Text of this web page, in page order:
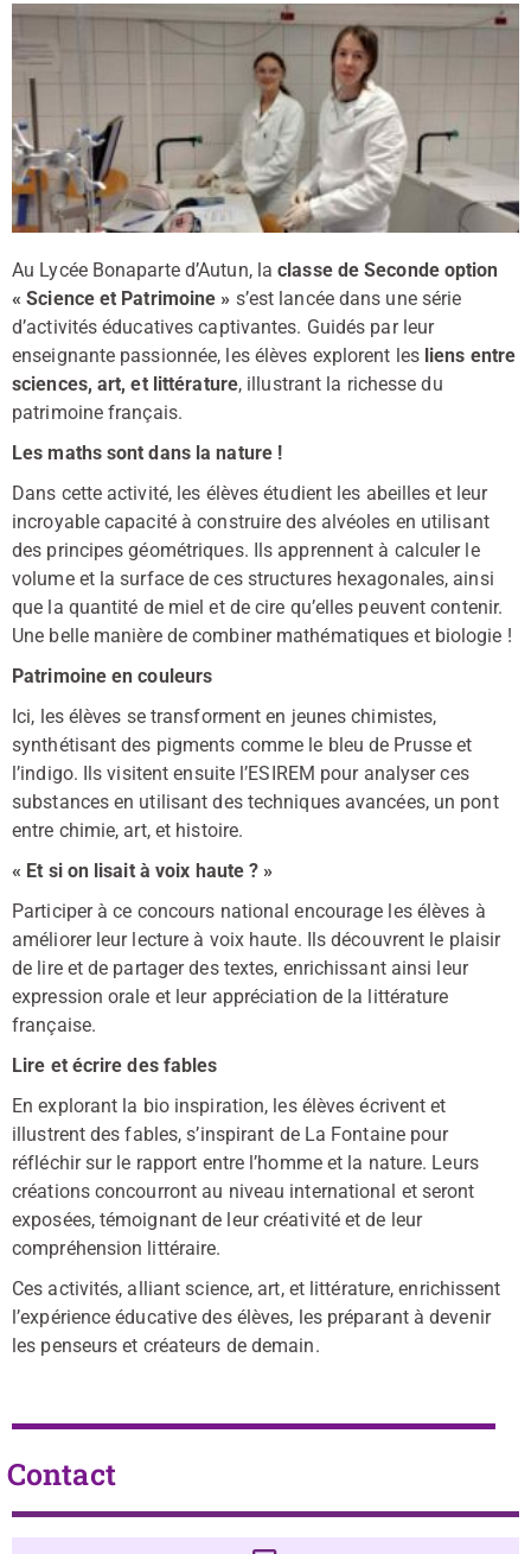
Au Lycée Bonaparte d’Autun, laclasse de Seconde option
« Science et Patrimoine » s’est lancée dans une série
d’activités éducatives captivantes. Guidés par leur
enseignante passionnée, les élèves explorent les liens entre
sciences, art, et littérature, illustrant la richesse du
patrimoine français.
Les maths sont dans la nature !
Dans cette activité, les élèves étudient les abeilles et leur
incroyable capacité à construire des alvéoles en utilisant
des principes géométriques. Ils apprennent à calculer le
volume et la surface de ces structures hexagonales, ainsi
que la quantité de miel et de cire qu’elles peuvent contenir.
Une belle manière de combiner mathématiques et biologie !
Patrimoine en couleurs
Ici, les élèves se transforment en jeunes chimistes,
synthétisant des pigments comme le bleu de Prusse et
l’indigo. Ils visitent ensuite l’ESIREM pour analyser ces
substances en utilisant des techniques avancées, un pont
entre chimie, art, et histoire.
« Et si on lisait à voix haute ? »
Participer à ce concours national encourage les élèves à
améliorer leur lecture à voix haute. Ils découvrent le plaisir
de lire et de partager des textes, enrichissant ainsi leur
expression orale et leur appréciation de la littérature
française.
Lire et écrire des fables
En explorant la bio inspiration, les élèves écrivent et
illustrent des fables, s’inspirant de La Fontaine pour
réfléchir sur le rapport entre l’homme et la nature. Leurs
créations concourront au niveau international et seront
exposées, témoignant de leur créativité et de leur
compréhension littéraire.
Ces activités, alliant science, art, et littérature, enrichissent
l’expérience éducative des élèves, les préparant à devenir
les penseurs et créateurs de demain.
Contact